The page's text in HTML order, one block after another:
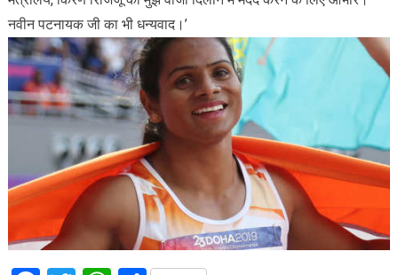
नवीन पटनायक जी का भी धन्यवाद।’